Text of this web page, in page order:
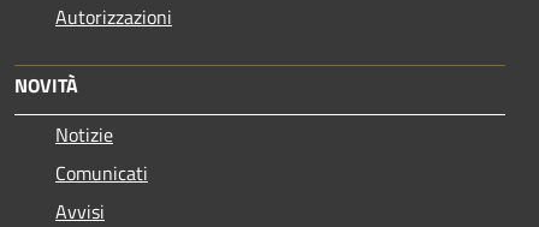
Autorizzazioni
NOVITÀ
Notizie
Comunicati
Avvisi